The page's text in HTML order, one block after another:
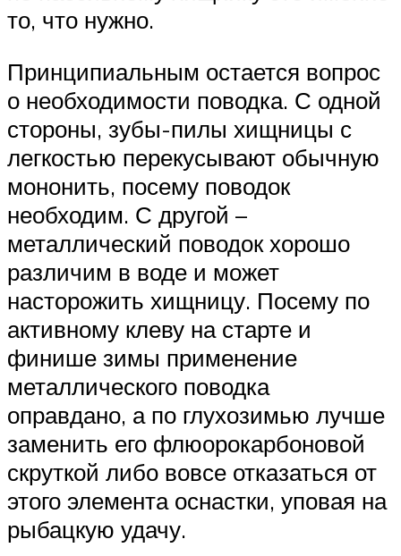
то, что нужно.
Принципиальным остается вопрос
о необходимости поводка. С одной
стороны, зубы-пилы хищницы с
легкостью перекусывают обычную
мононить, посему поводок
необходим. С другой –
металлический поводок хорошо
различим в воде и может
насторожить хищницу. Посему по
активному клеву на старте и
финише зимы применение
металлического поводка
оправдано, а по глухозимью лучше
заменить его флюорокарбоновой
скруткой либо вовсе отказаться от
этого элемента оснастки, уповая на
рыбацкую удачу.